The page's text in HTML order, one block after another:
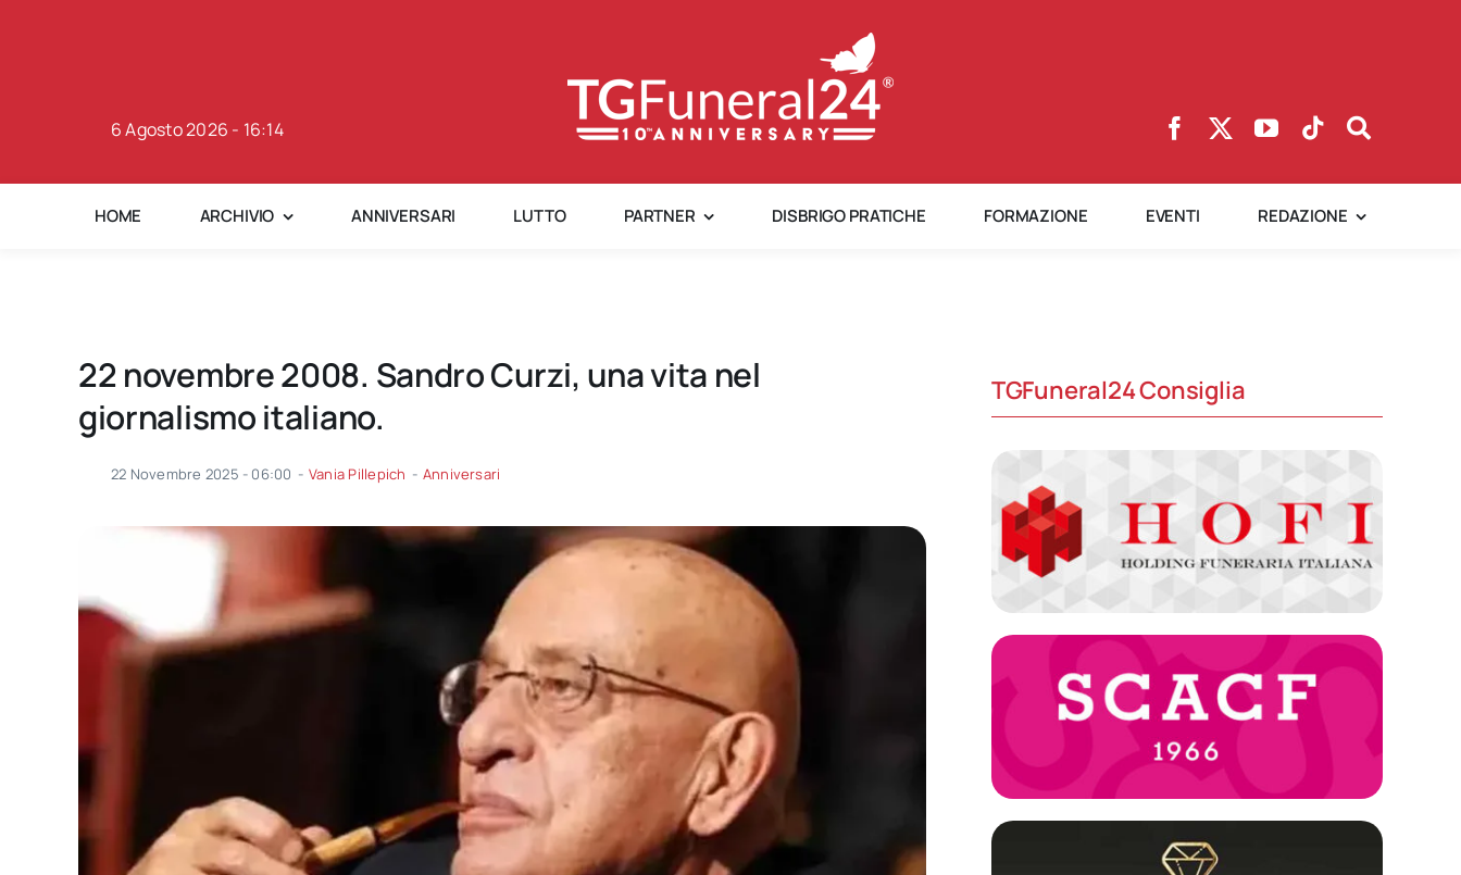
6 Agosto 2026 - 16:14
HOME ARCHIVIO ANNIVERSARI LUTTO PARTNER DISBRIGO PRATICHE FORMAZIONE EVENTI REDAZIONE
22 novembre 2008. Sandro Curzi, una vita nel
giornalismo italiano.
22 Novembre 2025 - 06:00 - Vania Pillepich - Anniversari
TGFuneral24 Consiglia